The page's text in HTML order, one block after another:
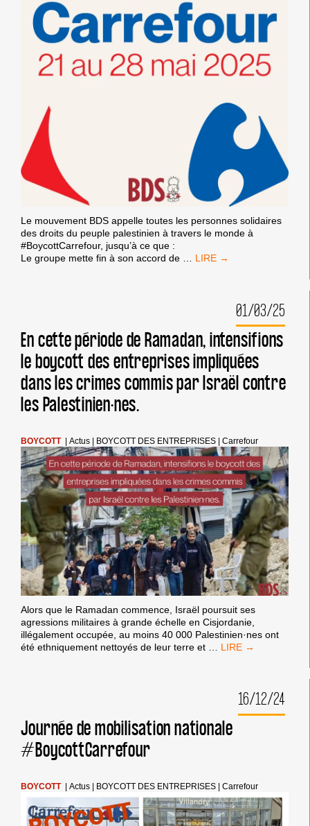
Le mouvement BDS appelle toutes les personnes solidaires
des droits du peuple palestinien à travers le monde à
#BoycottCarrefour, jusqu’à ce que :
Le groupe mette fin à son accord de
PARTICIPEZ
MONDIALE
D’ACTION
#BOYCOTTCARREFOUR
–
DU
21
AU
01/03/25
En cette période de Ramadan, intensifions
le boycott des entreprises impliquées
dans les crimes commis par Israël contre
les Palestinien·nes.
BOYCOTT |Actus BOYCOTT DES ENTREPRISES |Carrefour
Alors que le Ramadan commence, Israël poursuit ses
agressions militaires à grande échelle en Cisjordanie,
illégalement occupée, au moins 40 000 Palestinien·nes ont
été ethniquement nettoyés de leur terre et
EN
RAMADAN,
LE
BOYCOTT
DANS
LES
CRIMES
COMMIS
16/12/24
Journée de mobilisation nationale
#BoycottCarrefour
BOYCOTT |Actus BOYCOTT DES ENTREPRISES |Carrefour